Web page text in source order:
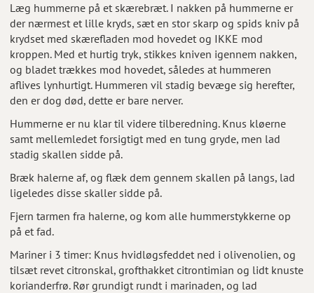
Læg hummerne på et skærebræt. I nakken på hummerne er
der nærmest et lille kryds, sæt en stor skarp og spids kniv på
krydset med skærefladen mod hovedet og IKKE mod
kroppen. Med et hurtig tryk, stikkes kniven igennem nakken,
og bladet trækkes mod hovedet, således at hummeren
aflives lynhurtigt. Hummeren vil stadig bevæge sig herefter,
den er dog død, dette er bare nerver.
Hummerne er nu klar til videre tilberedning. Knus kløerne
samt mellemledet forsigtigt med en tung gryde, men lad
stadig skallen sidde på.
Bræk halerne af, og flæk dem gennem skallen på langs, lad
ligeledes disse skaller sidde på.
Fjern tarmen fra halerne, og kom alle hummerstykkerne op
på et fad.
Mariner i 3 timer: Knus hvidløgsfeddet ned i olivenolien, og
tilsæt revet citronskal, grofthakket citrontimian og lidt knuste
korianderfrø. Rør grundigt rundt i marinaden, og lad